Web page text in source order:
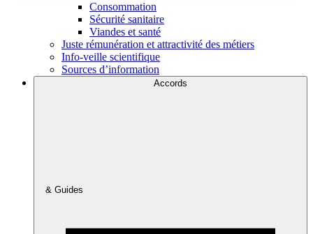
Consommation
Sécurité sanitaire
Viandes et santé
Juste rémunération et attractivité des métiers
Info-veille scientifique
Sources d’information
Accords
& Guides